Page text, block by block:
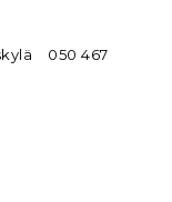
050 467